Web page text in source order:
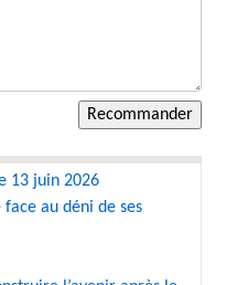
13 juin 2026
au déni de ses